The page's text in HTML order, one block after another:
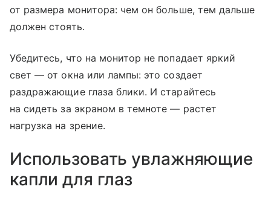
от размера монитора: чем он больше, тем дальше
должен стоять.
Убедитесь, что на монитор не попадает яркий
свет — от окна или лампы: это создает
раздражающие глаза блики. И старайтесь
на сидеть за экраном в темноте — растет
нагрузка на зрение.
Использовать увлажняющие
капли для глаз